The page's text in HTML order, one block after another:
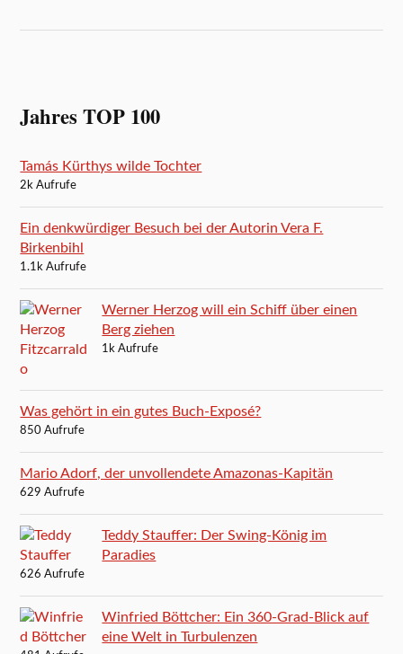
Jahres TOP 100
Tamás Kürthys wilde Tochter
2k Aufrufe
Ein denkwürdiger Besuch bei der Autorin Vera F.
Birkenbihl
1.1k Aufrufe
Werner Herzog will ein Schiff über einen
Berg ziehen
1k Aufrufe
Was gehört in ein gutes Buch-Exposé?
850 Aufrufe
Mario Adorf, der unvollendete Amazonas-Kapitän
629 Aufrufe
Teddy Stauffer: Der Swing-König im
Paradies
626 Aufrufe
Winfried Böttcher: Ein 360-Grad-Blick auf
eine Welt in Turbulenzen